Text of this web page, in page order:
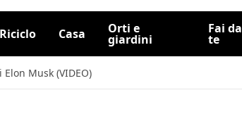
Riciclo Casa Orti e
giardini
Fai da
te
Musk (VIDEO)